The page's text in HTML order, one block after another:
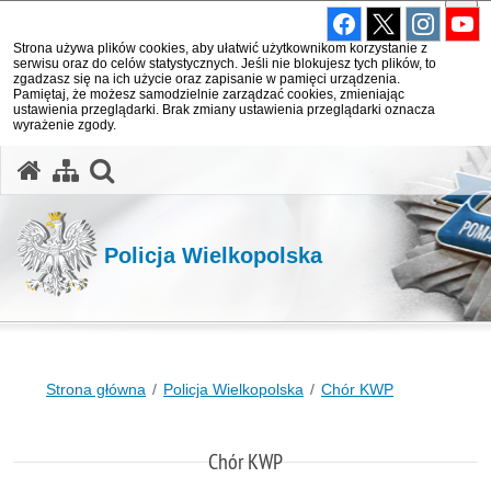
Strona używa plików cookies, aby ułatwić użytkownikom korzystanie z
serwisu oraz do celów statystycznych. Jeśli nie blokujesz tych plików, to
zgadzasz się na ich użycie oraz zapisanie w pamięci urządzenia.
Pamiętaj, że możesz samodzielnie zarządzać cookies, zmieniając
ustawienia przeglądarki. Brak zmiany ustawienia przeglądarki oznacza
wyrażenie zgody.
Policja Wielkopolska
Strona główna Policja Wielkopolska Chór KWP
Chór KWP